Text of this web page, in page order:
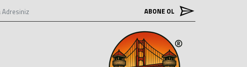
ABONE OL